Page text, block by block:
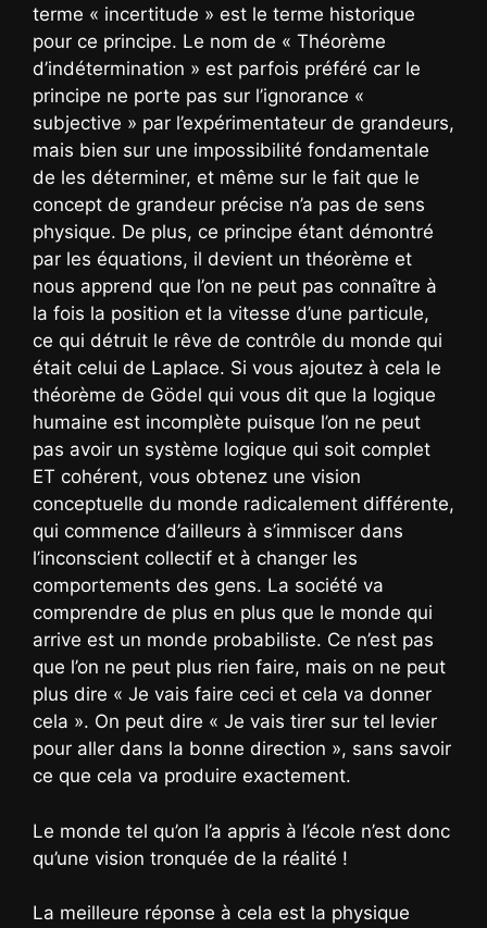
terme « incertitude » est le terme historique
pour ce principe. Le nom de « Théorème
d’indétermination » est parfois préféré car le
principe ne porte pas sur l’ignorance «
subjective » par l’expérimentateur de grandeurs,
mais bien sur une impossibilité fondamentale
de les déterminer, et même sur le fait que le
concept de grandeur précise n’a pas de sens
physique. De plus, ce principe étant démontré
par les équations, il devient un théorème et
nous apprend que l’on ne peut pas connaître à
la fois la position et la vitesse d’une particule,
ce qui détruit le rêve de contrôle du monde qui
était celui de Laplace. Si vous ajoutez à cela le
théorème de Gödel qui vous dit que la logique
humaine est incomplète puisque l’on ne peut
pas avoir un système logique qui soit complet
ET cohérent, vous obtenez une vision
conceptuelle du monde radicalement différente,
qui commence d’ailleurs à s’immiscer dans
l’inconscient collectif et à changer les
comportements des gens. La société va
comprendre de plus en plus que le monde qui
arrive est un monde probabiliste. Ce n’est pas
que l’on ne peut plus rien faire, mais on ne peut
plus dire « Je vais faire ceci et cela va donner
cela ». On peut dire « Je vais tirer sur tel levier
pour aller dans la bonne direction », sans savoir
ce que cela va produire exactement.
Le monde tel qu’on l’a appris à l’école n’est donc
qu’une vision tronquée de la réalité !
La meilleure réponse à cela est la physique